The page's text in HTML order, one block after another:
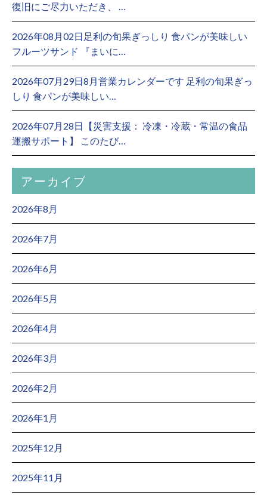
復旧にご尽力いただき、 …
2026年08月02日足利の旬果ぎっしり 食パンが美味しい
フルーツサンド 『まいに…
2026年07月29日8月営業カレンダーです 足利の旬果ぎっ
しり 食パンが美味しい…
2026年07月28日【災害支援： 冷凍・冷蔵・常温の食品
運搬サポート】 このたび…
アーカイブ
2026年8月
2026年7月
2026年6月
2026年5月
2026年4月
2026年3月
2026年2月
2026年1月
2025年12月
2025年11月